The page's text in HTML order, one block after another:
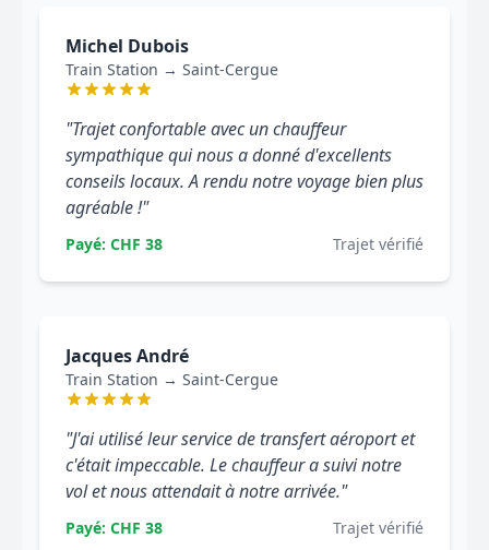
Michel Dubois
Train Station → Saint-Cergue
"Trajet confortable avec un chauffeur
sympathique qui nous a donné d'excellents
conseils locaux. A rendu notre voyage bien plus
agréable !"
Payé: CHF 38 Trajet vérifié
Jacques André
Train Station → Saint-Cergue
"J'ai utilisé leur service de transfert aéroport et
c'était impeccable. Le chauffeur a suivi notre
vol et nous attendait à notre arrivée."
Payé: CHF 38 Trajet vérifié